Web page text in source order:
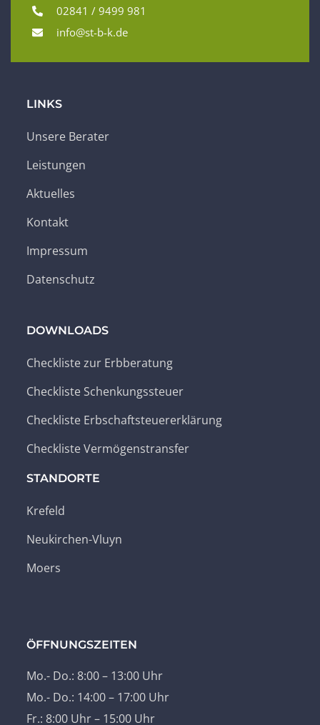
02841 / 9499 981
info@st-b-k.de
LINKS
Unsere Berater
Leistungen
Aktuelles
Kontakt
Impressum
Datenschutz
DOWNLOADS
Checkliste zur Erbberatung
Checkliste Schenkungssteuer
Checkliste Erbschaftsteuererklärung
Checkliste Vermögenstransfer
STANDORTE
Krefeld
Neukirchen-Vluyn
Moers
ÖFFNUNGSZEITEN
Mo.- Do.: 8:00 – 13:00 Uhr
Mo.- Do.: 14:00 – 17:00 Uhr
Fr.: 8:00 Uhr – 15:00 Uhr